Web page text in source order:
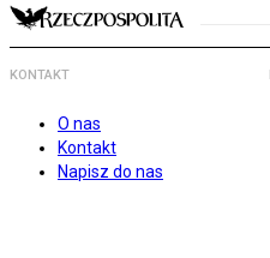
KONTAKT
O nas
Kontakt
Napisz do nas